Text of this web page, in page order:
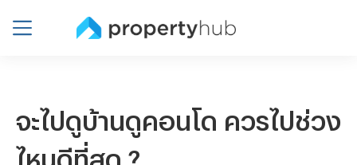
จะไปดูบ้านดูคอนโด ควรไปช่วง
ไหนดีที่สุด ?